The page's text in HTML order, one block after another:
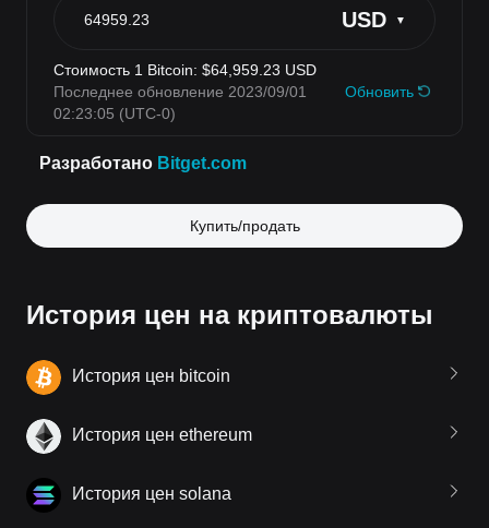
Купить/продать
История цен на криптовалюты
История цен bitcoin
История цен ethereum
История цен solana